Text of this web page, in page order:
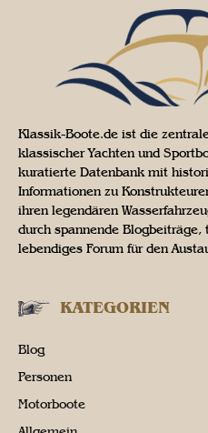
Klassik-Boote.de ist die
klassischer Yachten und
kuratierte Datenbank mit
Informationen zu
ihren legendären
durch spannende
lebendiges Forum für den
KATEGORIEN
Blog
Personen
Motorboote